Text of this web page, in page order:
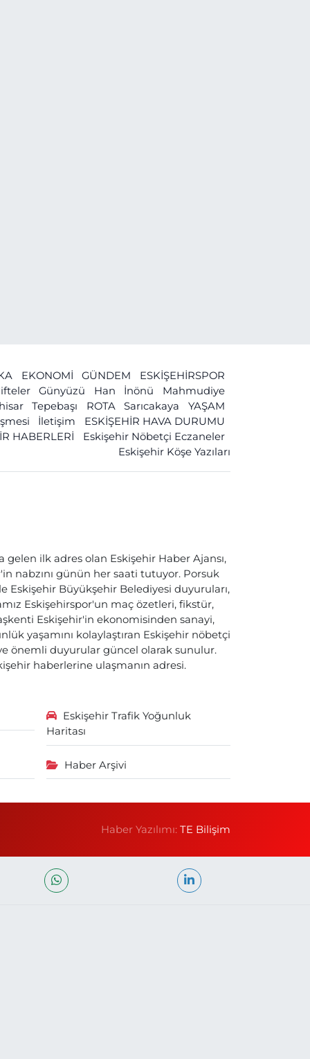
EKONOMİ GÜNDEM
ESKİŞEHİRSPOR
Günyüzü Han İnönü
Mahmudiye
Tepebaşı ROTA Sarıcakaya
YAŞAM
İletişim
ESKİŞEHİR HAVA DURUMU
HABERLERİ
Eskişehir Nöbetçi Eczaneler
Eskişehir Köşe Yazıları
ilk adres olan Eskişehir Haber Ajansı,
nabzını günün her saati tutuyor. Porsuk
Eskişehir Büyükşehir Belediyesi duyuruları,
Eskişehirspor'un maç özetleri, fikstür,
Eskişehir'in ekonomisinden sanayi,
yaşamını kolaylaştıran Eskişehir nöbetçi
önemli duyurular güncel olarak sunulur.
haberlerine ulaşmanın adresi.
Eskişehir Trafik Yoğunluk
Haritası
Haber Arşivi
Haber Yazılımı:TE Bilişim